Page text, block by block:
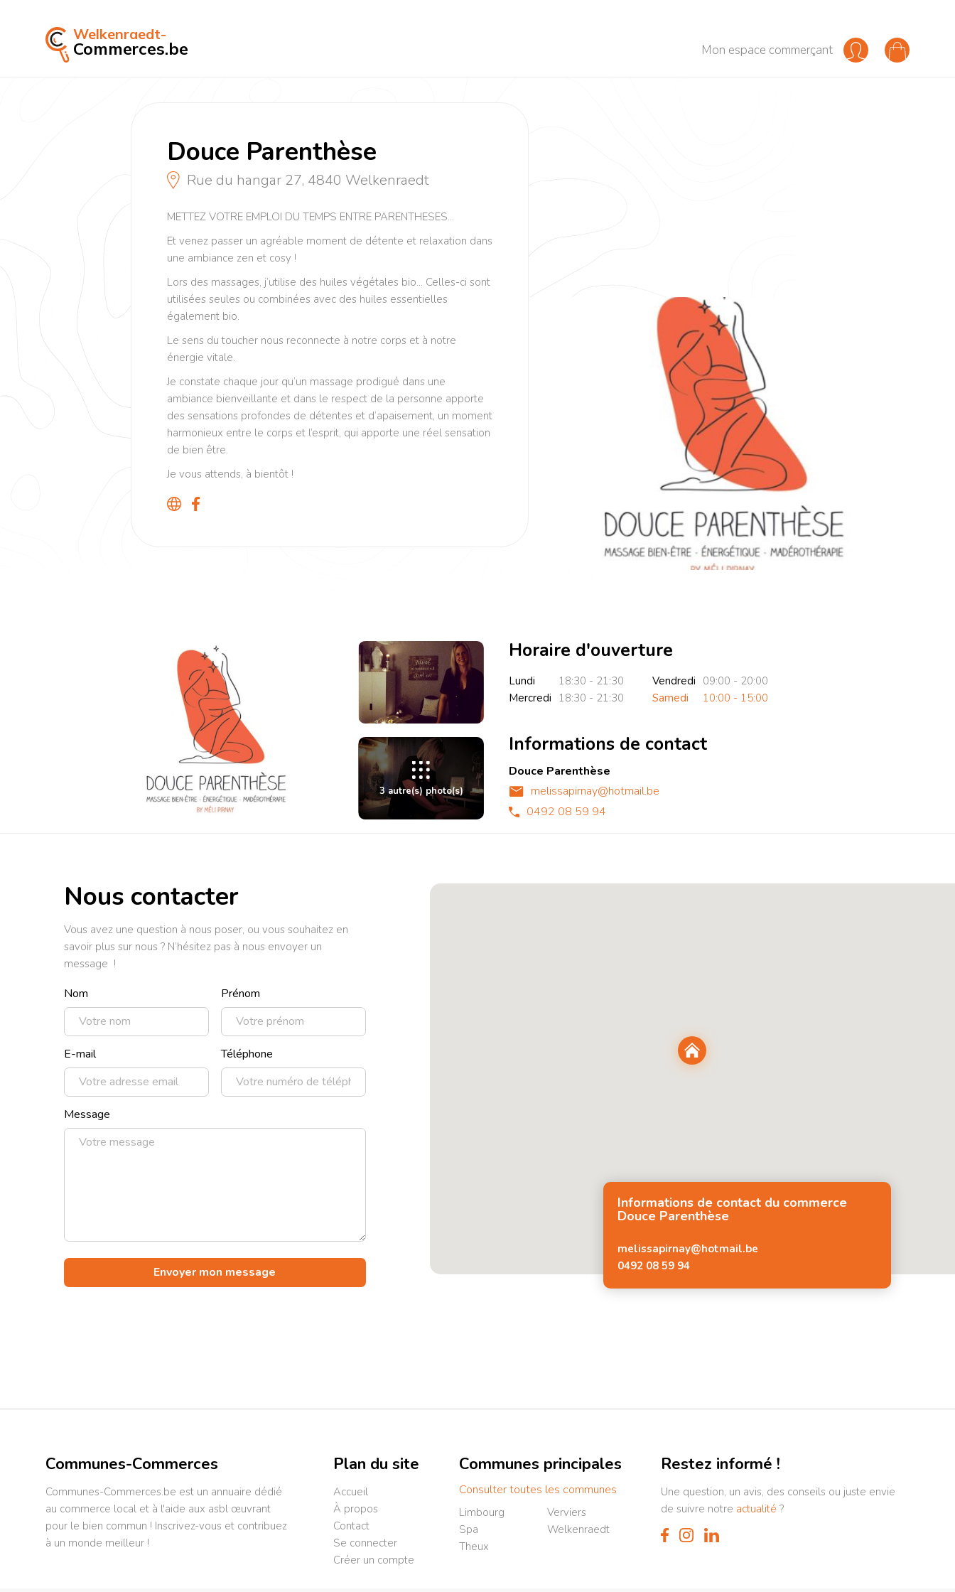
Welkenraedt-
Commerces.be Mon espace commerçant
Douce Parenthèse
Rue du hangar 27, 4840 Welkenraedt
METTEZ VOTRE EMPLOI DU TEMPS ENTRE PARENTHESES...
Et venez passer un agréable moment de détente et relaxation dans
une ambiance zen et cosy !
Lors des massages, j’utilise des huiles végétales bio... Celles-ci sont
utilisées seules ou combinées avec des huiles essentielles
également bio.
Le sens du toucher nous reconnecte à notre corps et à notre
énergie vitale.
Je constate chaque jour qu’un massage prodigué dans une
ambiance bienveillante et dans le respect de la personne apporte
des sensations profondes de détentes et d’apaisement, un moment
harmonieux entre le corps et l’esprit, qui apporte une réel sensation
de bien être.
Je vous attends, à bientôt !
3 autre(s) photo(s)
Horaire d'ouverture
Lundi
18:30 - 21:30
Mercredi 18:30 - 21:30
Vendredi 09:00 - 20:00
Samedi
10:00 - 15:00
Informations de contact
Douce Parenthèse
melissapirnay@hotmail.be
0492 08 59 94
Nous contacter
Vous avez une question à nous poser, ou vous souhaitez en
savoir plus sur nous ? N’hésitez pas à nous envoyer un
message !
Nom Prénom
E-mail Téléphone
Message
Informations de contact du commerce
Douce Parenthèse
melissapirnay@hotmail.be
0492 08 59 94
Communes-Commerces
Communes-Commerces.be est un annuaire dédié
au commerce local et à l'aide aux asbl œuvrant
pour le bien commun ! Inscrivez-vous et contribuez
à un monde meilleur !
Plan du site
Accueil
À propos
Contact
Se connecter
Créer un compte
Communes principales
Consulter toutes les communes
Limbourg
Spa
Theux
Verviers
Welkenraedt
Restez informé !
Une question, un avis, des conseils ou juste envie
de suivre notre actualité ?